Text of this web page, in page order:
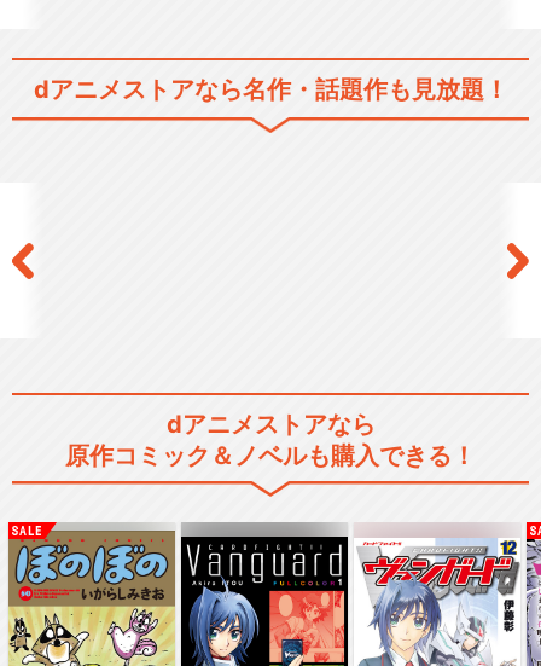
dアニメストアなら名作・話題作も見放題！
dアニメストアなら
原作コミック＆ノベルも購入できる！